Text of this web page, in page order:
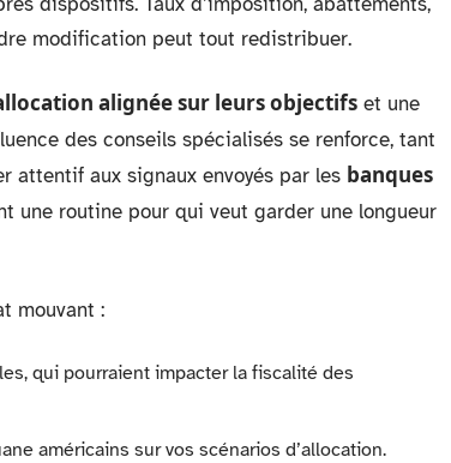
modification peut tout redistribuer.
alignée sur leurs objectifs et une
des conseils spécialisés se renforce, tant
attentif aux signaux envoyés par les banques
une routine pour qui veut garder une longueur
mouvant :
qui pourraient impacter la fiscalité des
américains sur vos scénarios d’allocation.